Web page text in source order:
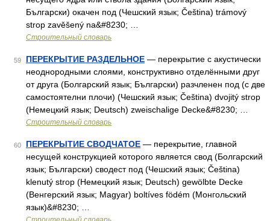
Български) окачен под (Чешский язык; Čeština) trámový
strop zavěšený na&#8230; …
Строительный словарь
59 ПЕРЕКРЫТИЕ РАЗДЕЛЬНОЕ — перекрытие с акустически
неоднородными слоями, конструктивно отделёнными друг
от друга (Болгарский язык; Български) разчленен под (с две
самостоятелни плочи) (Чешский язык; Čeština) dvojitý strop
(Немецкий язык; Deutsch) zweischalige Decke&#8230; …
Строительный словарь
60 ПЕРЕКРЫТИЕ СВОДЧАТОЕ — перекрытие, главной
несущей конструкцией которого является свод (Болгарский
язык; Български) сводест под (Чешский язык; Čeština)
klenutý strop (Немецкий язык; Deutsch) gewölbte Decke
(Венгерский язык; Magyar) boltíves födém (Монгольский
язык)&#8230; …